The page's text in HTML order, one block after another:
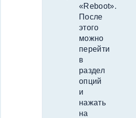
«Reboot».
После
этого
можно
перейти
в
раздел
опций
и
нажать
на